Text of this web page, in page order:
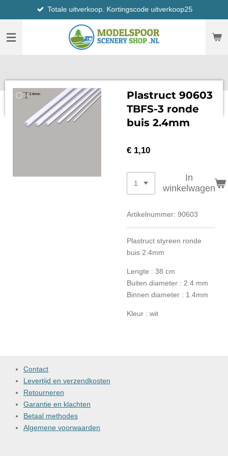
direct
naar
hoofdinhoud
Totale uitverkoop. Kortingscode uitverkoop25
Plastruct 90603
TBFS-3 ronde
buis 2.4mm
€ 1,10
In
winkelwagen
Artikelnummer: 90603
Plastruct styreen ronde
buis 2.4mm
Lengte : 38 cm
Buiten diameter : 2.4 mm
Binnen diameter : 1.4mm
Kleur : wit
Contact
Levertijd en verzendkosten
Retourneren
Garantie en klachten
Betaal methodes
Algemene voorwaarden